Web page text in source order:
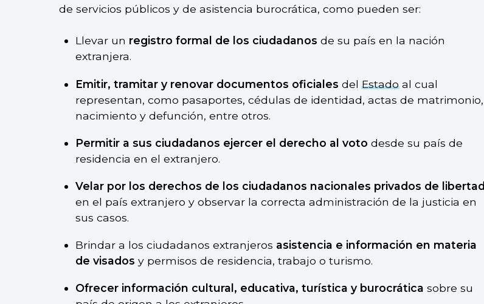
de servicios públicos y de asistencia burocrática, como pueden ser:
Llevar un registro formal de los ciudadanos de su país en la nación
extranjera.
Emitir, tramitar y renovar documentos oficiales delEstadoal cual
representan, como pasaportes, cédulas de identidad, actas de matrimonio,
nacimiento y defunción, entre otros.
Permitir a sus ciudadanos ejercer el derecho al voto desde su país de
residencia en el extranjero.
Velar por los derechos de los ciudadanos nacionales privados de libertad
en el país extranjero y observar la correcta administración de la justicia en
sus casos.
Brindar a los ciudadanos extranjeros asistencia e información en materia
de visados y permisos de residencia, trabajo o turismo.
Ofrecer información cultural, educativa, turística y burocrática sobre su